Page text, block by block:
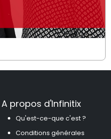
A propos d'Infinitix
Qu'est-ce-que c'est ?
Conditions générales